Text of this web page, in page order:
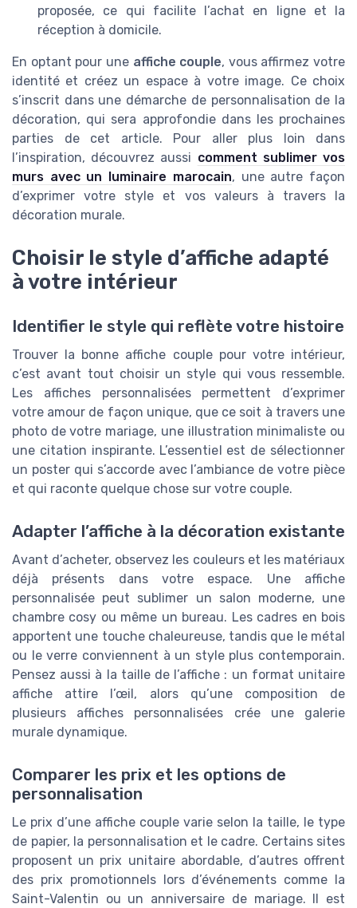
proposée, ce qui facilite l’achat en ligne et la
réception à domicile.
En optant pour une affiche couple, vous affirmez votre
identité et créez un espace à votre image. Ce choix
s’inscrit dans une démarche de personnalisation de la
décoration, qui sera approfondie dans les prochaines
parties de cet article. Pour aller plus loin dans
l’inspiration, découvrez aussi comment sublimer vos
murs avec un luminaire marocain, une autre façon
d’exprimer votre style et vos valeurs à travers la
décoration murale.
Choisir le style d’affiche adapté
à votre intérieur
Identifier le style qui reflète votre histoire
Trouver la bonne affiche couple pour votre intérieur,
c’est avant tout choisir un style qui vous ressemble.
Les affiches personnalisées permettent d’exprimer
votre amour de façon unique, que ce soit à travers une
photo de votre mariage, une illustration minimaliste ou
une citation inspirante. L’essentiel est de sélectionner
un poster qui s’accorde avec l’ambiance de votre pièce
et qui raconte quelque chose sur votre couple.
Adapter l’affiche à la décoration existante
Avant d’acheter, observez les couleurs et les matériaux
déjà présents dans votre espace. Une affiche
personnalisée peut sublimer un salon moderne, une
chambre cosy ou même un bureau. Les cadres en bois
apportent une touche chaleureuse, tandis que le métal
ou le verre conviennent à un style plus contemporain.
Pensez aussi à la taille de l’affiche : un format unitaire
affiche attire l’œil, alors qu’une composition de
plusieurs affiches personnalisées crée une galerie
murale dynamique.
Comparer les prix et les options de
personnalisation
Le prix d’une affiche couple varie selon la taille, le type
de papier, la personnalisation et le cadre. Certains sites
proposent un prix unitaire abordable, d’autres offrent
des prix promotionnels lors d’événements comme la
Saint-Valentin ou un anniversaire de mariage. Il est